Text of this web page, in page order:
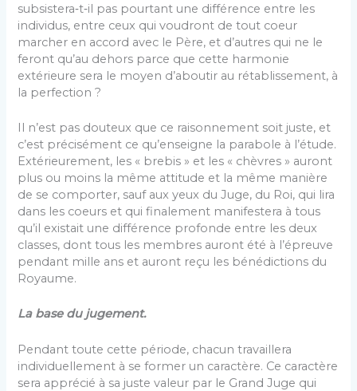
subsistera‑t‑il pas pourtant une différence entre les
individus, entre ceux qui voudront de tout coeur
marcher en accord avec le Père, et d’autres qui ne le
feront qu’au dehors parce que cette harmonie
extérieure sera le moyen d’aboutir au rétablissement, à
la perfection ?
Il n’est pas douteux que ce raisonnement soit juste, et
c’est précisément ce qu’enseigne la parabole à l’étude.
Extérieurement, les « brebis » et les « chèvres » auront
plus ou moins la même attitude et la même manière
de se comporter, sauf aux yeux du Juge, du Roi, qui lira
dans les coeurs et qui finalement manifestera à tous
qu’il existait une différence profonde entre les deux
classes, dont tous les membres auront été à l’épreuve
pendant mille ans et auront reçu les bénédictions du
Royaume.
La base du jugement.
Pendant toute cette période, chacun travaillera
individuellement à se former un caractère. Ce caractère
sera apprécié à sa juste valeur par le Grand Juge qui